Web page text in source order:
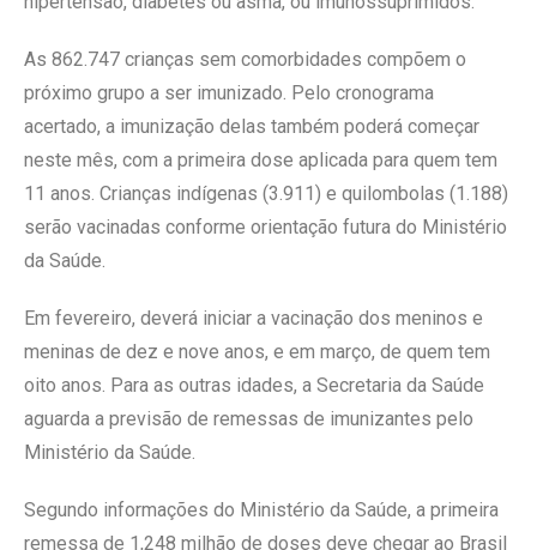
As 862.747 crianças sem comorbidades compõem o
próximo grupo a ser imunizado. Pelo cronograma
acertado, a imunização delas também poderá começar
neste mês, com a primeira dose aplicada para quem tem
11 anos. Crianças indígenas (3.911) e quilombolas (1.188)
serão vacinadas conforme orientação futura do Ministério
da Saúde.
Em fevereiro, deverá iniciar a vacinação dos meninos e
meninas de dez e nove anos, e em março, de quem tem
oito anos. Para as outras idades, a Secretaria da Saúde
aguarda a previsão de remessas de imunizantes pelo
Ministério da Saúde.
Segundo informações do Ministério da Saúde, a primeira
remessa de 1,248 milhão de doses deve chegar ao Brasil